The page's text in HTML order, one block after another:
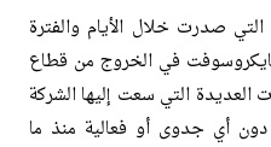
التي صدرت خلال الأيام والفترة
في الخروج من قطاع
العديدة التي سعت إليها الشركة
أي جدوى أو فعالية منذ ما